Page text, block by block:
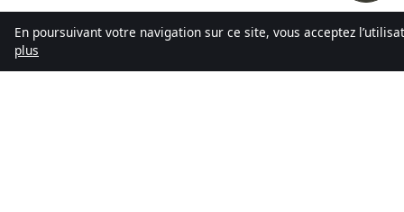
En poursuivant votre navigation sur ce site, vous acceptez
plus